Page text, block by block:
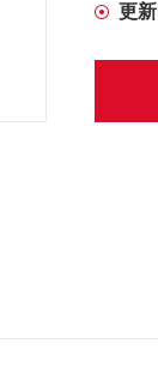
更新